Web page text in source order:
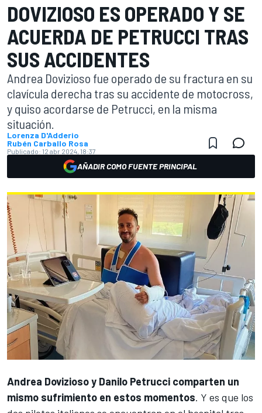
DOVIZIOSO ES OPERADO Y SE
ACUERDA DE PETRUCCI TRAS
SUS ACCIDENTES
Andrea Dovizioso fue operado de su fractura en su
clavícula derecha tras su accidente de motocross,
y quiso acordarse de Petrucci, en la misma
situación.
Lorenza D'Adderio
Rubén Carballo Rosa
Publicado: 12 abr 2024, 18:37
AÑADIR COMO FUENTE PRINCIPAL
Andrea Doviziosoy Danilo Petrucci comparten un
mismo sufrimiento en estos momentos. Y es que los